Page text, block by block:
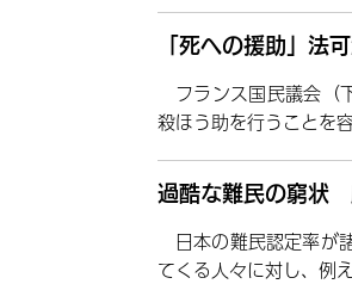
「死への援助」法
フランス国民議会（
殺ほう助を行うことを
過酷な難民の窮状
日本の難民認定率が
てくる人々に対し、例